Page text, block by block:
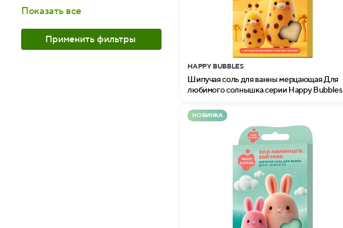
Показать все
Применить фильтры
HAPPY BUBBLES
Шипучая соль для ванны мерцающая Для
любимого солнышка серии Happy Bubbles
НОВИНКА